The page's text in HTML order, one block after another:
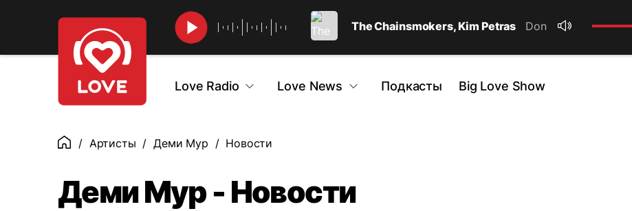
The Chainsmokers, Kim Petras Don't lie
Love Radio Love News Подкасты Big Love Show
ГлавнаяАртисты Деми Мур Новости
Деми Мур - Новости